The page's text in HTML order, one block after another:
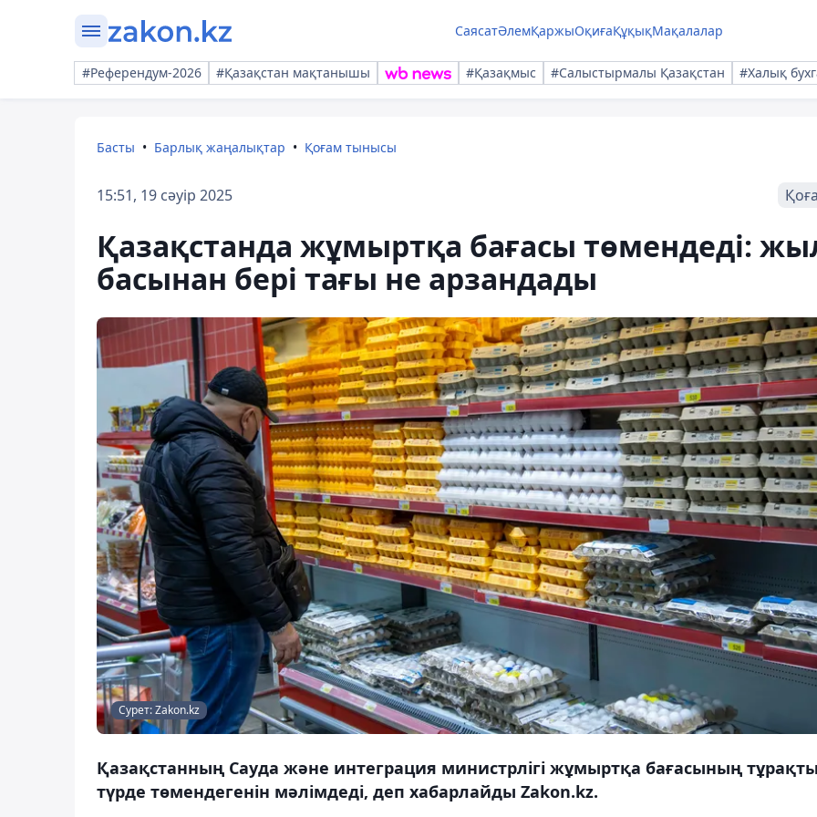
СаясатӘлемҚаржыОқиғаҚұқықМақалалар
#Референдум-2026 #Қазақстан мақтанышы #Қазақмыс #Салыстырмалы Қазақстан #Халық
Басты Барлық жаңалықтар Қоғам тынысы
15:51, 19 сәуір 2025
Қазақстанда жұмыртқа бағасы төмендеді:
басынан бері тағы не арзандады
Сурет: Zakon.kz
Қазақстанның Сауда және интеграция министрлігі жұмыртқа бағасының
түрде төмендегенін мәлімдеді, деп хабарлайды Zakon.kz.